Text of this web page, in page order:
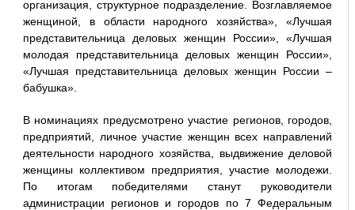
организация, структурное подразделение. Возглавляемое
женщиной, в области народного хозяйства», «Лучшая
представительница деловых женщин России», «Лучшая
молодая представительница деловых женщин России»,
«Лучшая представительница деловых женщин России –
бабушка».
В номинациях предусмотрено участие регионов, городов,
предприятий, личное участие женщин всех направлений
деятельности народного хозяйства, выдвижение деловой
женщины коллективом предприятия, участие молодежи.
По итогам победителями станут руководители
администрации регионов и городов по 7 Федеральным